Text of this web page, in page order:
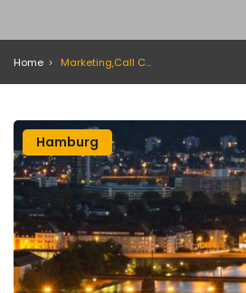
Home Marketing,Call Center,Möbel
Hamburg